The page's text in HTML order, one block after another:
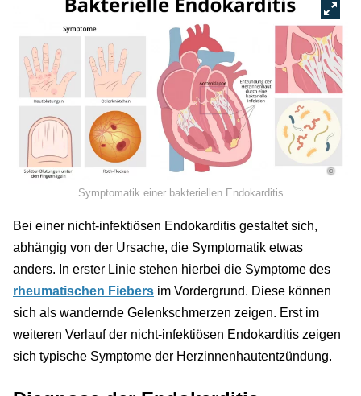
©
Symptomatik einer bakteriellen Endokarditis
Bei einer nicht-infektiösen Endokarditis gestaltet sich,
abhängig von der Ursache, die Symptomatik etwas
anders. In erster Linie stehen hierbei die Symptome des
rheumatischen Fiebers im Vordergrund. Diese können
sich als wandernde Gelenkschmerzen zeigen. Erst im
weiteren Verlauf der nicht-infektiösen Endokarditis zeigen
sich typische Symptome der Herzinnenhautentzündung.